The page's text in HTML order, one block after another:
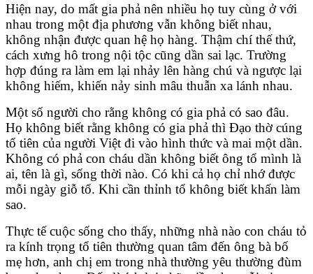
Hiện nay, do mất gia phả nên nhiều họ tuy cùng ở với
nhau trong một địa phương vẫn không biết nhau,
không nhận được quan hệ họ hàng. Thậm chí thế thứ,
cách xưng hô trong nội tộc cũng dần sai lạc. Trường
hợp đúng ra làm em lại nhảy lên hàng chú và ngược lại
không hiếm, khiến nảy sinh mâu thuẫn xa lánh nhau.
Một số người cho rằng không có gia phả có sao đâu.
Họ không biết rằng không có gia phả thì Đạo thờ cúng
tổ tiên của người Việt đi vào hình thức và mai một dần.
Không có phả con cháu dần không biết ông tổ mình là
ai, tên là gì, sống thời nào. Có khi cả họ chỉ nhớ được
mỗi ngày giỗ tổ. Khi cần thỉnh tổ không biết khấn làm
sao.
Thực tế cuộc sống cho thấy, những nhà nào con cháu tỏ
ra kính trọng tổ tiên thường quan tâm đến ông bà bố
mẹ hơn, anh chị em trong nhà thường yêu thường đùm